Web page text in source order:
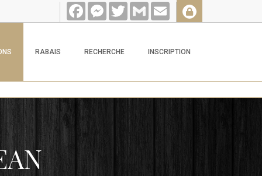
FacebookMessenger
TwitterGmail Email
RABAIS RECHERCHE INSCRIPTION